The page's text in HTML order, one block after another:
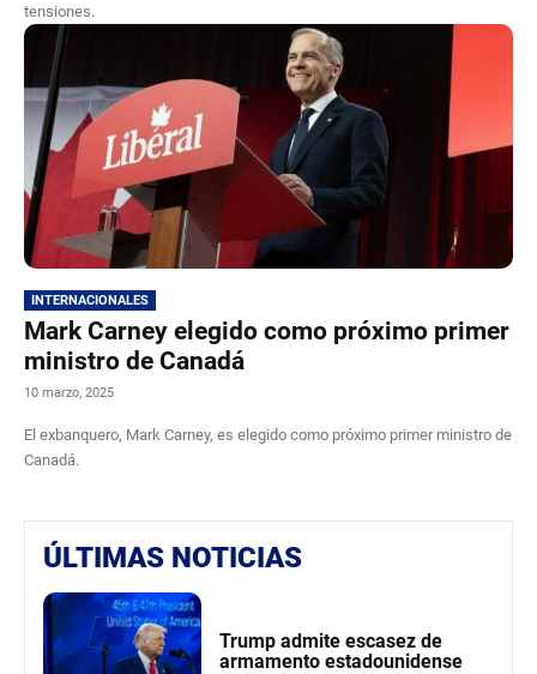
tensiones.
INTERNACIONALES
Mark Carney elegido como próximo primer
ministro de Canadá
10 marzo, 2025
El exbanquero, Mark Carney, es elegido como próximo primer ministro de
Canadá.
ÚLTIMAS NOTICIAS
Trump admite escasez de
armamento estadounidense